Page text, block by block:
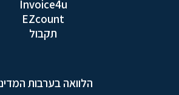
Invoice4u
EZcount
תקבול
הלוואה בערבות המדינה